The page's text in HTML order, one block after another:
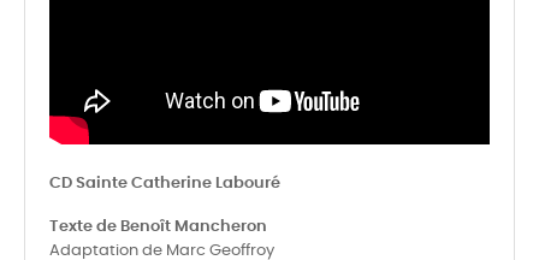
CD Sainte Catherine Labouré
Texte de Benoît Mancheron
Adaptation de Marc Geoffroy